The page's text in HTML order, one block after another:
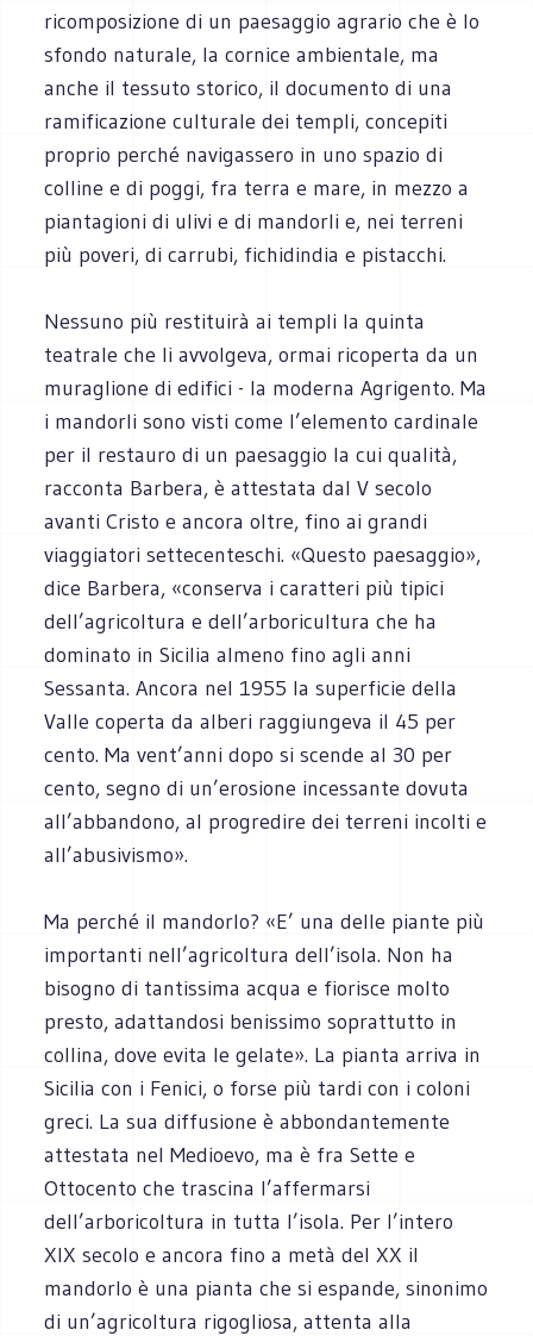
ricomposizione di un paesaggio agrario che è lo
sfondo naturale, la cornice ambientale, ma
anche il tessuto storico, il documento di una
ramificazione culturale dei templi, concepiti
proprio perché navigassero in uno spazio di
colline e di poggi, fra terra e mare, in mezzo a
piantagioni di ulivi e di mandorli e, nei terreni
più poveri, di carrubi, fichidindia e pistacchi.
Nessuno più restituirà ai templi la quinta
teatrale che li avvolgeva, ormai ricoperta da un
muraglione di edifici - la moderna Agrigento. Ma
i mandorli sono visti come l’elemento cardinale
per il restauro di un paesaggio la cui qualità,
racconta Barbera, è attestata dal V secolo
avanti Cristo e ancora oltre, fino ai grandi
viaggiatori settecenteschi. «Questo paesaggio»,
dice Barbera, «conserva i caratteri più tipici
dell’agricoltura e dell’arboricultura che ha
dominato in Sicilia almeno fino agli anni
Sessanta. Ancora nel 1955 la superficie della
Valle coperta da alberi raggiungeva il 45 per
cento. Ma vent’anni dopo si scende al 30 per
cento, segno di un’erosione incessante dovuta
all’abbandono, al progredire dei terreni incolti e
all’abusivismo».
Ma perché il mandorlo? «E’ una delle piante più
importanti nell’agricoltura dell’isola. Non ha
bisogno di tantissima acqua e fiorisce molto
presto, adattandosi benissimo soprattutto in
collina, dove evita le gelate». La pianta arriva in
Sicilia con i Fenici, o forse più tardi con i coloni
greci. La sua diffusione è abbondantemente
attestata nel Medioevo, ma è fra Sette e
Ottocento che trascina l’affermarsi
dell’arboricoltura in tutta l’isola. Per l’intero
XIX secolo e ancora fino a metà del XX il
mandorlo è una pianta che si espande, sinonimo
di un’agricoltura rigogliosa, attenta alla